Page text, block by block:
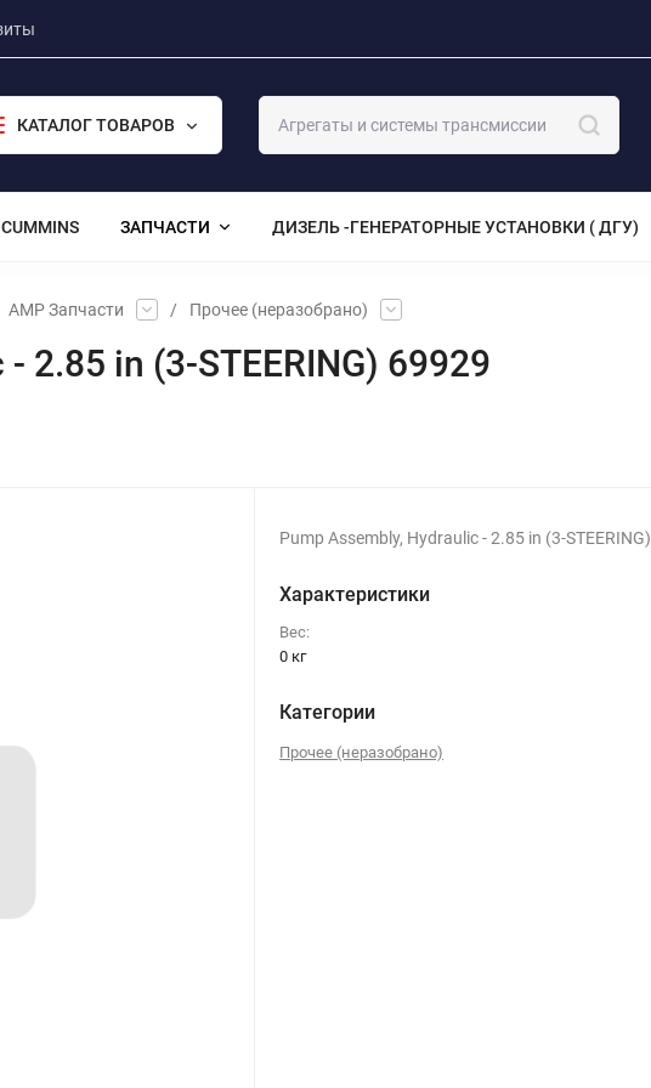
КАТАЛОГ ТОВАРОВ
CUMMINS ЗАПЧАСТИ ДИЗЕЛЬ -ГЕНЕРАТОРНЫЕ УСТАНОВКИ ( ДГУ)
АМР Запчасти / Прочее (неразобрано)
2.85 in (3-STEERING) 69929
Pump Assembly, Hydraulic - 2.85 in (3-STEERING)
Характеристики
Вес:
0 кг
Категории
Прочее (неразобрано)